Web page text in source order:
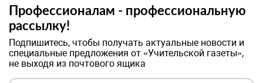
Профессионалам - профессиональную
рассылку!
Подпишитесь, чтобы получать актуальные новости и
специальные предложения от «Учительской газеты»,
не выходя из почтового ящика